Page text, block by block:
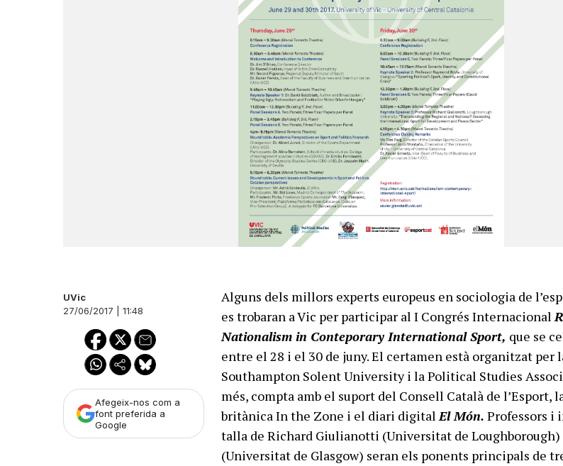
UVic
27/06/2017 | 11:48
Afegeix-nos com a
font preferida a
Google
Alguns dels millors experts europeus en sociologia de
es trobaran a Vic per participar al I Congrés Internacional
Nationalism in Conteporary International Sport, que se
entre el 28 i el 30 de juny. El certamen està organitzat per
Southampton Solent University i la Political Studies
més, compta amb el suport del Consell Català de l’Esport,
britànica In the Zone i el diari digitalEl Món.Professors i
talla de Richard Giulianotti (Universitat de Loughborough)
(Universitat de Glasgow) seran els ponents principals de